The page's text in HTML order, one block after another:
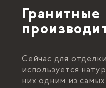
Гранитные
Сейчас для
используется
них одним из